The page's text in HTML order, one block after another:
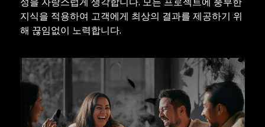
지식을 적용하여 고객에게 최상의 결과를 제공하기 위
해 끊임없이 노력합니다.